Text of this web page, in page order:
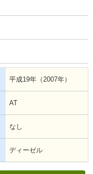
平成19年（2007年）
AT
なし
ディーゼル